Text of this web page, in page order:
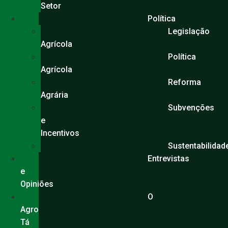
Setor
Política
Legislação
Agrícola
Política
Agrícola
Reforma
Agrária
Subvenções
e
Incentivos
Entrevistas
e
Opiniões
O
Agro
Tá